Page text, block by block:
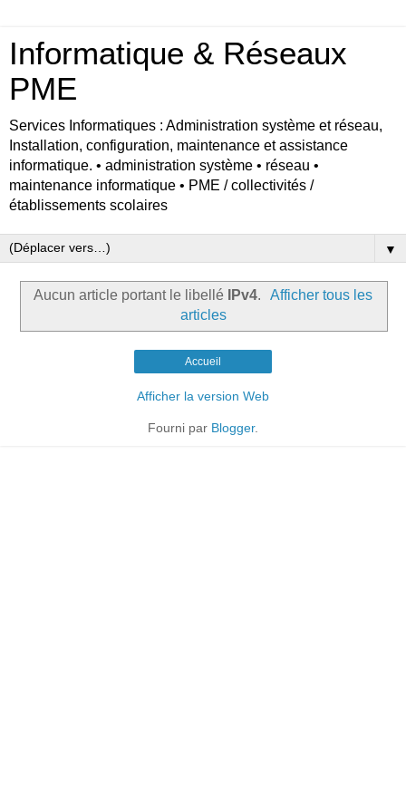
Informatique & Réseaux
PME
Services Informatiques : Administration système et réseau,
Installation, configuration, maintenance et assistance
informatique. • administration système • réseau •
maintenance informatique • PME / collectivités /
établissements scolaires
▼
Aucun article portant le libellé IPv4.
Afficher tous les
articles
Accueil
Afficher la version Web
Fourni par Blogger.